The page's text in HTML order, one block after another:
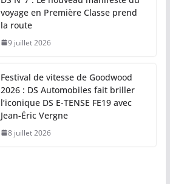
voyage en Première Classe prend
la route
9 juillet 2026
Festival de vitesse de Goodwood
2026 : DS Automobiles fait briller
l’iconique DS E-TENSE FE19 avec
Jean-Éric Vergne
8 juillet 2026